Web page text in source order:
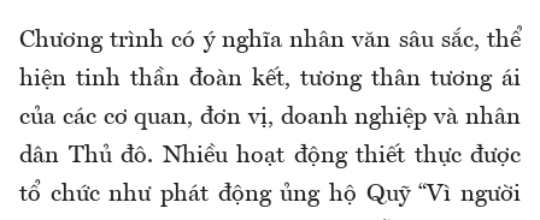
Chương trình có ý nghĩa nhân văn sâu sắc, thể
hiện tinh thần đoàn kết, tương thân tương ái
của các cơ quan, đơn vị, doanh nghiệp và nhân
dân Thủ đô. Nhiều hoạt động thiết thực được
tổ chức như phát động ủng hộ Quỹ “Vì người